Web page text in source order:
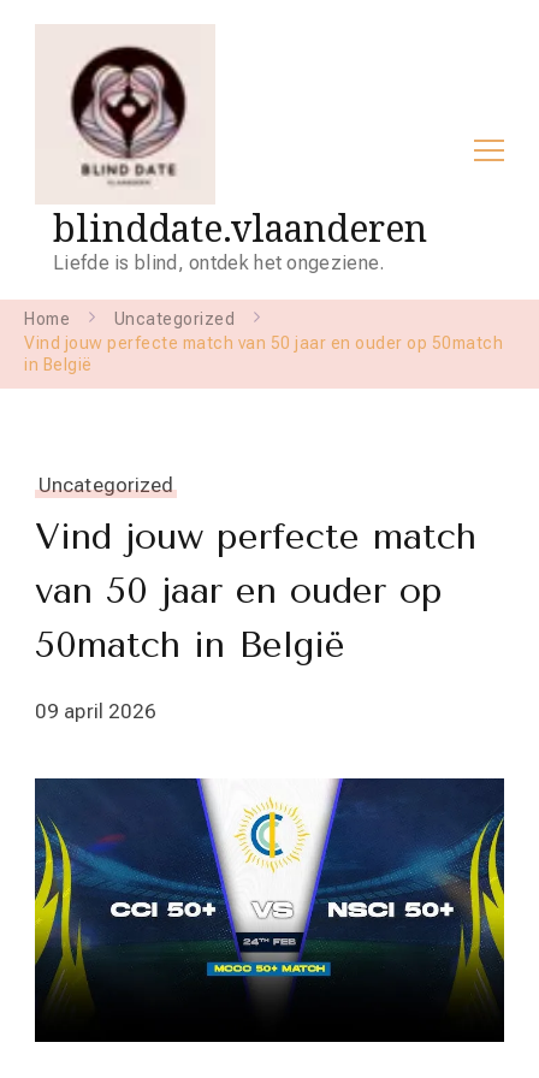
blinddate.vlaanderen
Liefde is blind, ontdek het ongeziene.
Home
Uncategorized
Vind jouw perfecte match van 50 jaar en ouder op 50match
in België
Uncategorized
Vind jouw perfecte match
van 50 jaar en ouder op
50match in België
09 april 2026